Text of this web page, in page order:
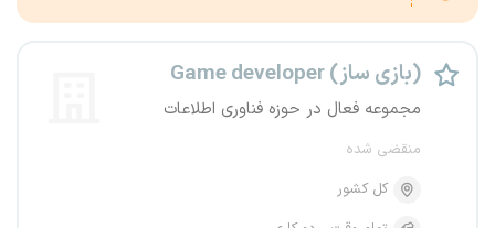
Game developer (بازی ساز)
مجموعه فعال در حوزه فناوری اطلاعات
منقضی شده
کل کشور